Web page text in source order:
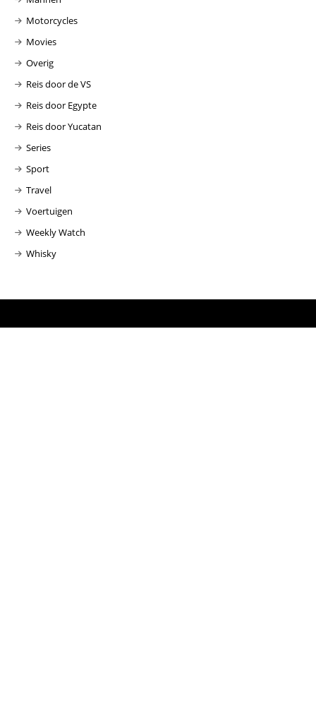
Motorcycles
Movies
Overig
Reis door de VS
Reis door Egypte
Reis door Yucatan
Series
Sport
Travel
Voertuigen
Weekly Watch
Whisky